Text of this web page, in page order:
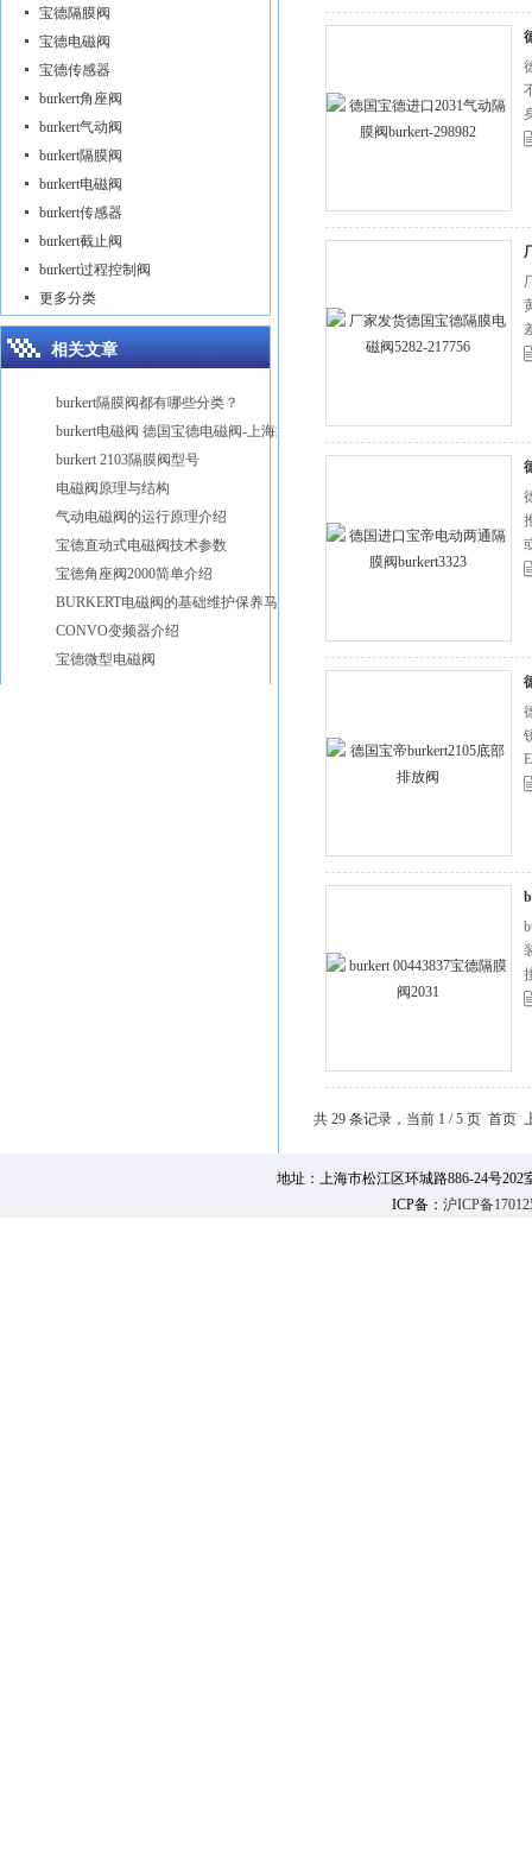
共 29 条记录，当前 1 / 5 页 首页
宝德隔膜阀
宝德电磁阀
宝德传感器
burkert角座阀
burkert气动阀
burkert隔膜阀
burkert电磁阀
burkert传感器
burkert截止阀
burkert过程控制阀
更多分类
相关文章
burkert隔膜阀都有哪些分类？
burkert 2103隔膜阀型号
电磁阀原理与结构
气动电磁阀的运行原理介绍
宝德直动式电磁阀技术参数
宝德角座阀2000简单介绍
CONVO变频器介绍
宝德微型电磁阀
地址：上海市松江区环城路886-24号202
ICP备： 沪ICP备